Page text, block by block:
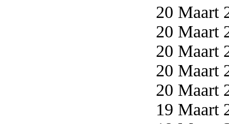
20 Maart
20 Maart
20 Maart
20 Maart
20 Maart
19 Maart